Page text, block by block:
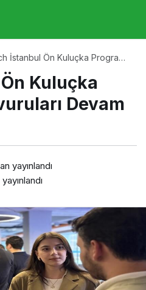
İstanbul Ön Kuluçka Programı
Kuluçka
Devam
yayınlandı
yayınlandı
Kuluçka Programı